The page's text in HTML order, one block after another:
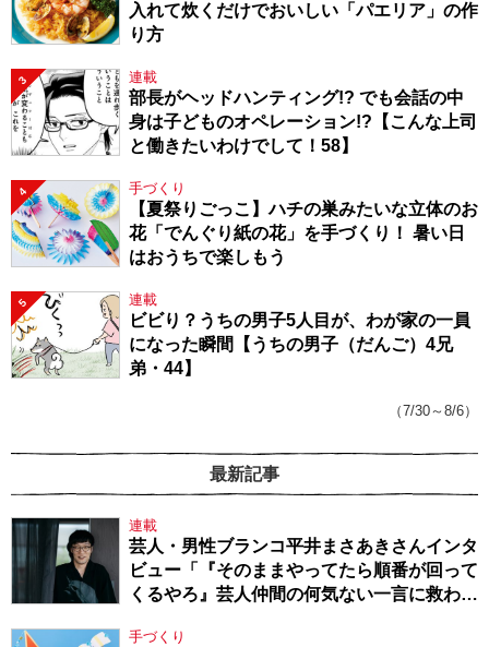
入れて炊くだけでおいしい「パエリア」の作
り方
3 連載
部長がヘッドハンティング!? でも会話の中
身は子どものオペレーション!?【こんな上司
と働きたいわけでして！58】
4 手づくり
【夏祭りごっこ】ハチの巣みたいな立体のお
花「でんぐり紙の花」を手づくり！ 暑い日
はおうちで楽しもう
5 連載
ビビり？うちの男子5人目が、わが家の一員
になった瞬間【うちの男子（だんご）4兄
弟・44】
（7/30～8/6）
最新記事
連載
芸人・男性ブランコ平井まさあきさんインタ
ビュー「『そのままやってたら順番が回って
くるやろ』芸人仲間の何気ない一言に救われ
手づくり